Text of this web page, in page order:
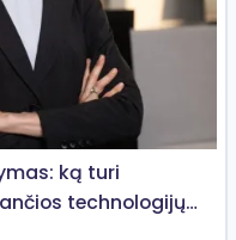
ką turi
technologijų